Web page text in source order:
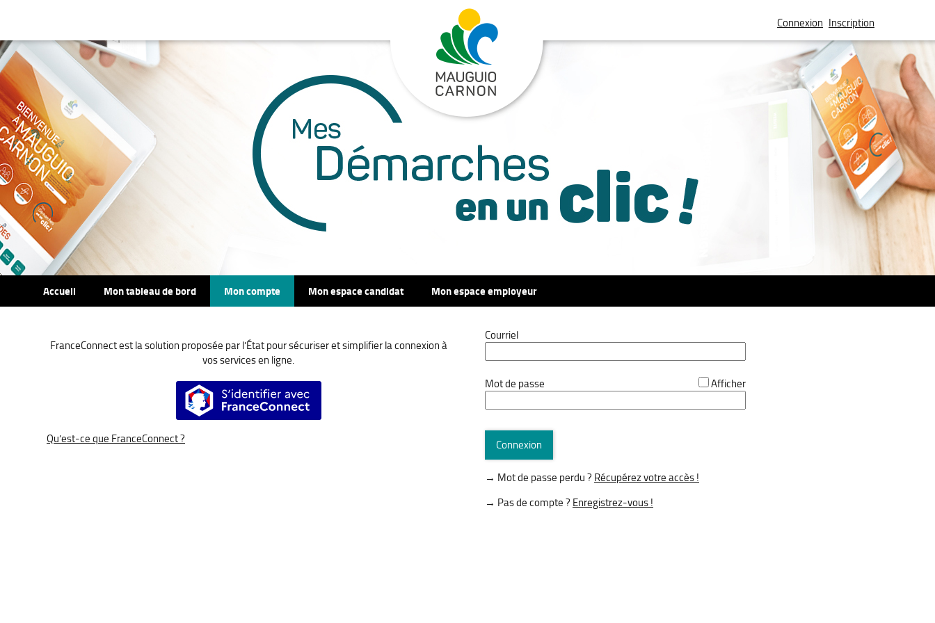
Connexion Inscription
Accueil Mon tableau de bord Mon compte Mon espace candidat Mon espace employeur
FranceConnect est la solution proposée par l’État pour sécuriser et simplifier la connexion à
vos services en ligne.
S’identifier avec FranceConnect
Qu’est-ce que FranceConnect ?
Courriel
Mot de passe Afficher
Connexion
→ Mot de passe perdu ? Récupérez votre accès !
→ Pas de compte ? Enregistrez-vous !